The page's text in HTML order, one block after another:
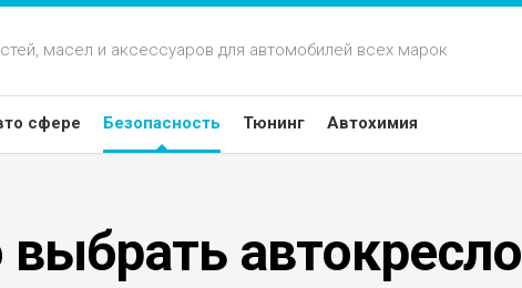
масел и аксессуаров для автомобилей всех марок
сфере Безопасность Тюнинг Автохимия
автокресло